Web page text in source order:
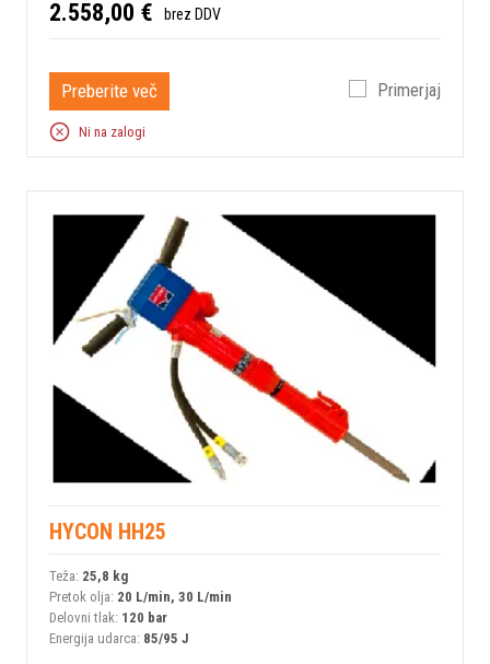
2.558,00 € brez DDV
Preberite več Primerjaj
Ni na zalogi
HYCON HH25
Teža: 25,8 kg
Pretok olja: 20 L/min, 30 L/min
Delovni tlak: 120 bar
Energija udarca: 85/95 J